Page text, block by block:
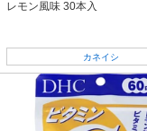
レモン風味 30本入
カネイシ